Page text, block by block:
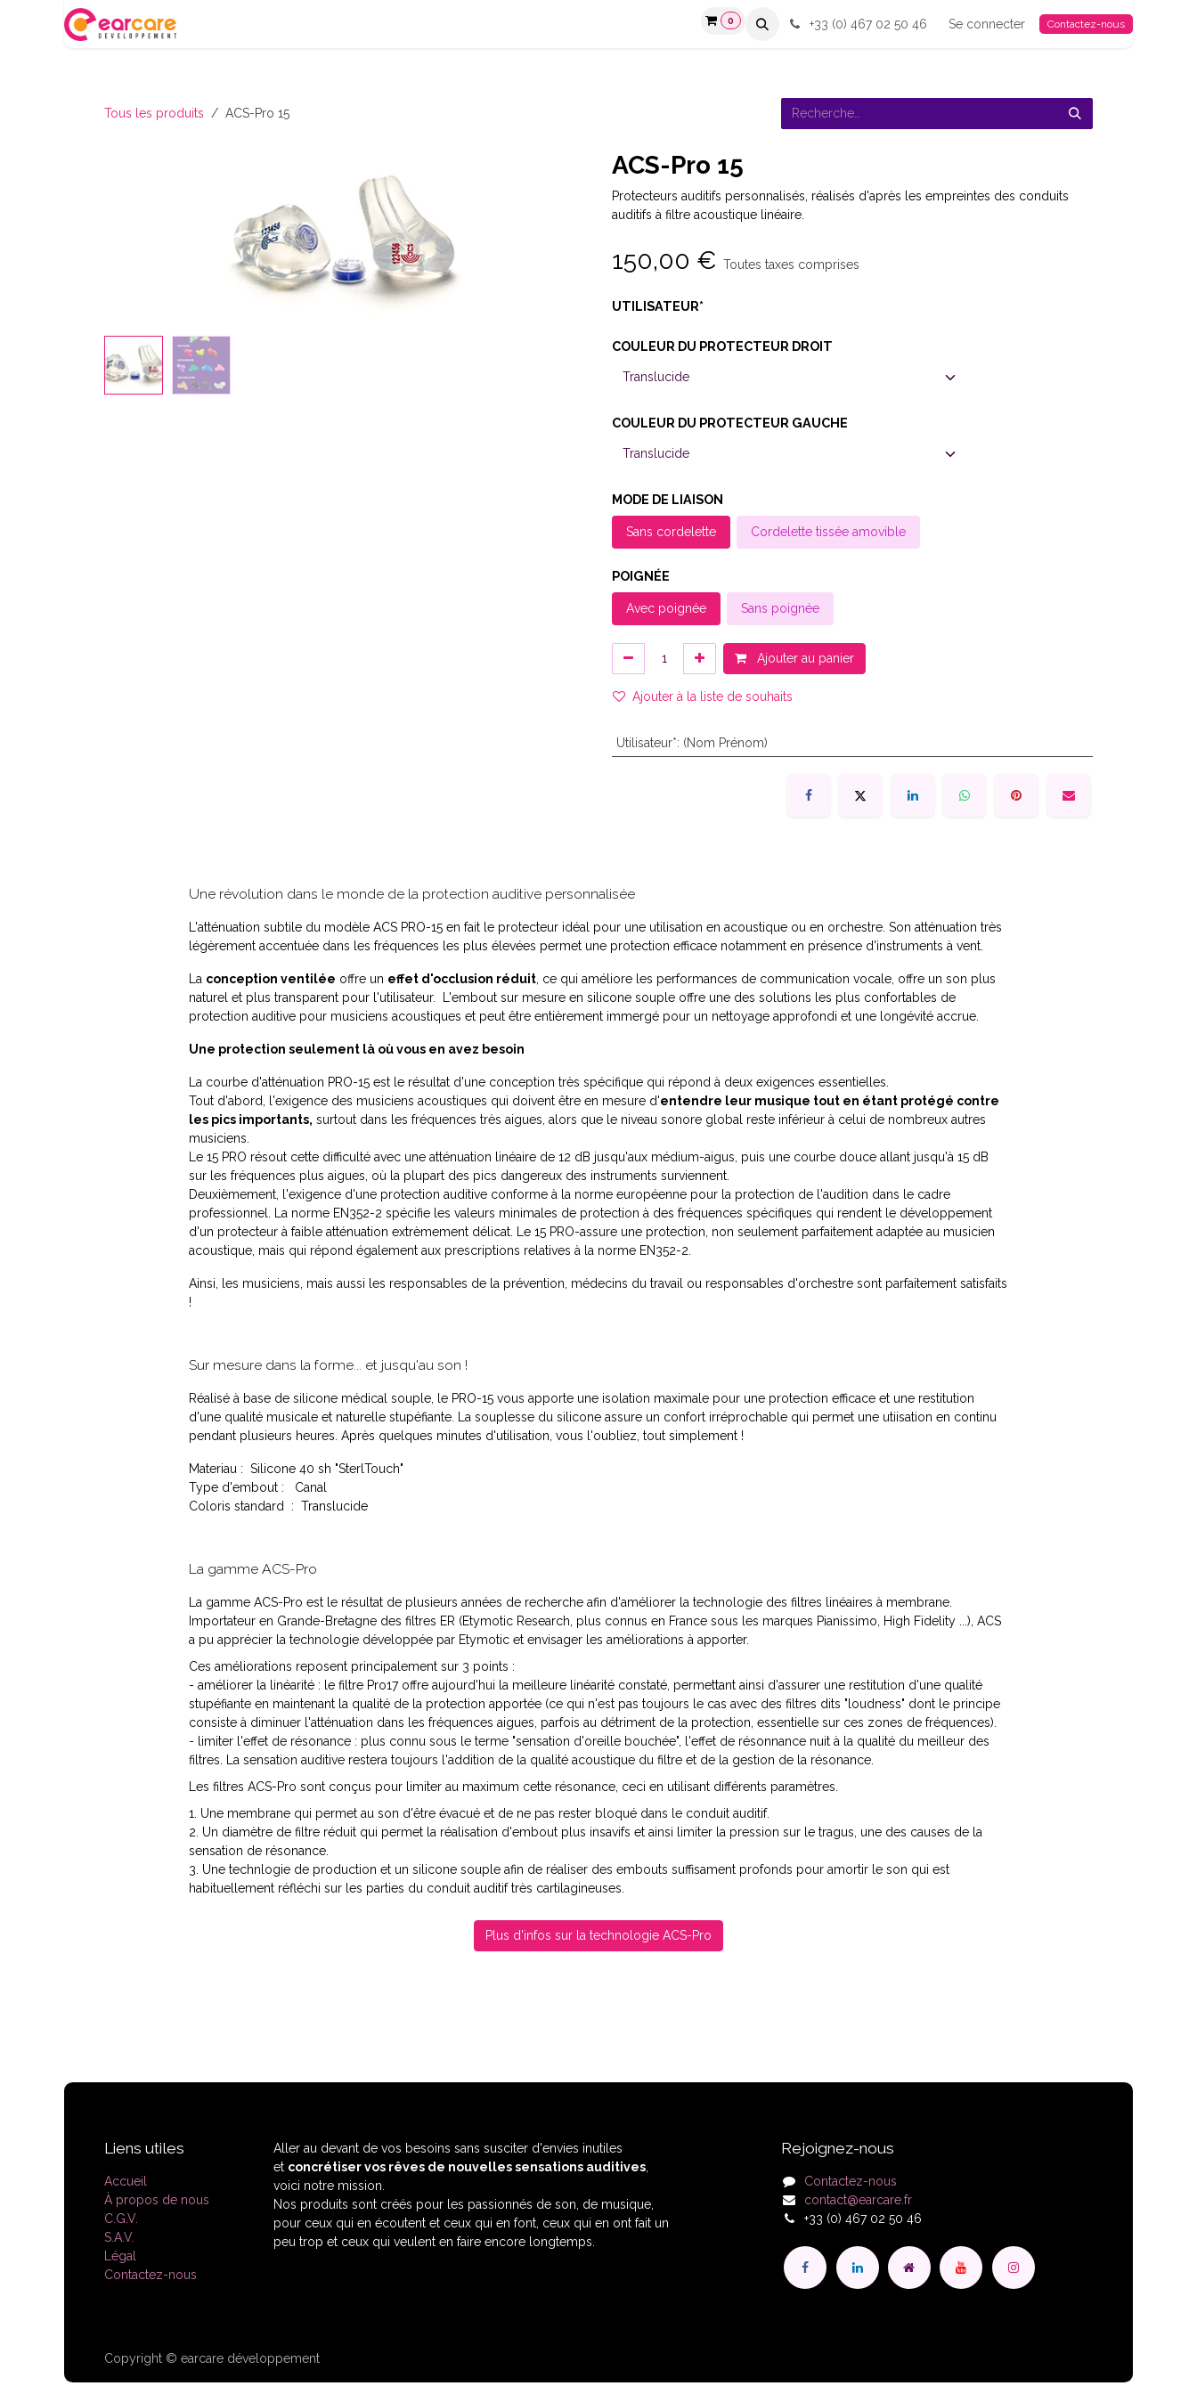
Se rendre au contenu
0 +33 (0) 467 02 50 46 Se connecter Contactez-nous
Tous les produits ACS-Pro 15
ACS-Pro 15
Protecteurs auditifs personnalisés, réalisés d'après les empreintes des conduits
auditifs à filtre acoustique linéaire.
150,00 € Toutes taxes comprises
UTILISATEUR*
COULEUR DU PROTECTEUR DROIT
COULEUR DU PROTECTEUR GAUCHE
MODE DE LIAISON
Sans cordelette Cordelette tissée amovible
POIGNÉE
Avec poignée Sans poignée
Ajouter au panier
Ajouter à la liste de souhaits
Utilisateur*: (Nom Prénom)
Une révolution dans le monde de la protection auditive personnalisée
L'atténuation subtile du modèle ACS PRO-15 en fait le protecteur idéal pour une utilisation en acoustique ou en orchestre. Son atténuation très
légèrement accentuée dans les fréquences les plus élevées permet une protection efficace notamment en présence d'instruments à vent.
La conception ventilée offre un effet d'occlusion réduit, ce qui améliore les performances de communication vocale, offre un son plus
naturel et plus transparent pour l'utilisateur. L'embout sur mesure en silicone souple offre une des solutions les plus confortables de
protection auditive pour musiciens acoustiques et peut être entièrement immergé pour un nettoyage approfondi et une longévité accrue.
Une protection seulement là où vous en avez besoin
La courbe d'atténuation PRO-15 est le résultat d'une conception très spécifique qui répond à deux exigences essentielles.
Tout d'abord, l'exigence des musiciens acoustiques qui doivent être en mesure d'entendre leur musique tout en étant protégé contre
les pics importants, surtout dans les fréquences très aigues, alors que le niveau sonore global reste inférieur à celui de nombreux autres
musiciens.
Le 15 PRO résout cette difficulté avec une atténuation linéaire de 12 dB jusqu'aux médium-aigus, puis une courbe douce allant jusqu'à 15 dB
sur les fréquences plus aigues, où la plupart des pics dangereux des instruments surviennent.
Deuxièmement, l'exigence d'une protection auditive conforme à la norme européenne pour la protection de l'audition dans le cadre
professionnel. La norme EN352-2 spécifie les valeurs minimales de protection à des fréquences spécifiques qui rendent le développement
d'un protecteur à faible atténuation extrèmement délicat. Le 15 PRO-assure une protection, non seulement parfaitement adaptée au musicien
acoustique, mais qui répond également aux prescriptions relatives à la norme EN352-2.
Ainsi, les musiciens, mais aussi les responsables de la prévention, médecins du travail ou responsables d'orchestre sont parfaitement satisfaits
!
Sur mesure dans la forme... et jusqu'au son !
Réalisé à base de silicone médical souple, le PRO-15 vous apporte une isolation maximale pour une protection efficace et une restitution
d'une qualité musicale et naturelle stupéfiante. La souplesse du silicone assure un confort irréprochable qui permet une utiisation en continu
pendant plusieurs heures. Après quelques minutes d'utilisation, vous l'oubliez, tout simplement !
Materiau : Silicone 40 sh "SterlTouch"
Type d'embout : Canal
Coloris standard : Translucide
La gamme ACS-Pro
La gamme ACS-Pro est le résultat de plusieurs années de recherche afin d'améliorer la technologie des filtres linéaires à membrane.
Importateur en Grande-Bretagne des filtres ER (Etymotic Research, plus connus en France sous les marques Pianissimo, High Fidelity ...), ACS
a pu apprécier la technologie développée par Etymotic et envisager les améliorations à apporter.
Ces améliorations reposent principalement sur 3 points :
- améliorer la linéarité : le filtre Pro17 offre aujourd'hui la meilleure linéarité constaté, permettant ainsi d'assurer une restitution d'une qualité
stupéfiante en maintenant la qualité de la protection apportée (ce qui n'est pas toujours le cas avec des filtres dits "loudness" dont le principe
consiste à diminuer l'atténuation dans les fréquences aigues, parfois au détriment de la protection, essentielle sur ces zones de fréquences).
- limiter l'effet de résonance : plus connu sous le terme "sensation d'oreille bouchée", l'effet de résonnance nuit à la qualité du meilleur des
filtres. La sensation auditive restera toujours l'addition de la qualité acoustique du filtre et de la gestion de la résonance.
Les filtres ACS-Pro sont conçus pour limiter au maximum cette résonance, ceci en utilisant différents paramètres.
1. Une membrane qui permet au son d'être évacué et de ne pas rester bloqué dans le conduit auditif.
2. Un diamètre de filtre réduit qui permet la réalisation d'embout plus insavifs et ainsi limiter la pression sur le tragus, une des causes de la
sensation de résonance.
3. Une technlogie de production et un silicone souple afin de réaliser des embouts suffisament profonds pour amortir le son qui est
habituellement réfléchi sur les parties du conduit auditif très cartilagineuses.
Plus d'infos sur la technologie ACS-Pro
Liens utiles
Accueil
À propos de nous
C.G.V.
S.A.V.
Légal
Contactez-nous
Aller au devant de vos besoins sans susciter d'envies inutiles
et concrétiser vos rêves de nouvelles sensations auditives,
voici notre mission.
Nos produits sont créés pour les passionnés de son, de musique,
pour ceux qui en écoutent et ceux qui en font, ceux qui en ont fait un
peu trop et ceux qui veulent en faire encore longtemps.
Rejoignez-nous
Contactez-nous
contact@earcare.fr
+33 (0) 467 02 50 46
Copyright © earcare développement